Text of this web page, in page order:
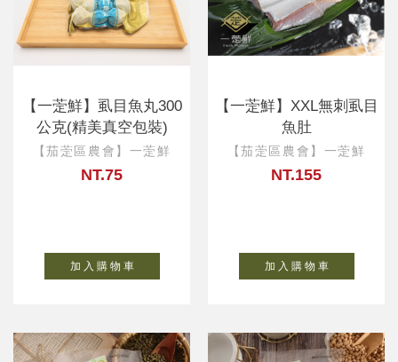
【一萣鮮】虱目魚丸300
公克(精美真空包裝)
【茄萣區農會】一萣鮮
NT.75
加 入 購 物 車
【一萣鮮】XXL無刺虱目
魚肚
【茄萣區農會】一萣鮮
NT.155
加 入 購 物 車